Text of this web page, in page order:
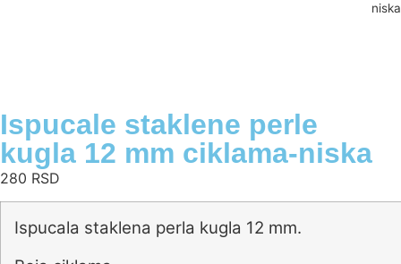
niska
Ispucale staklene perle
kugla 12 mm ciklama-niska
280 RSD
Ispucala staklena perla kugla 12 mm.